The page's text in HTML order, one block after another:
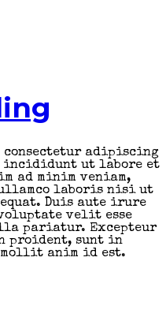
consectetur adipiscing
incididunt ut labore et
ad minim veniam,
laboris nisi ut
Duis aute irure
velit esse
pariatur. Excepteur
proident, sunt in
anim id est.